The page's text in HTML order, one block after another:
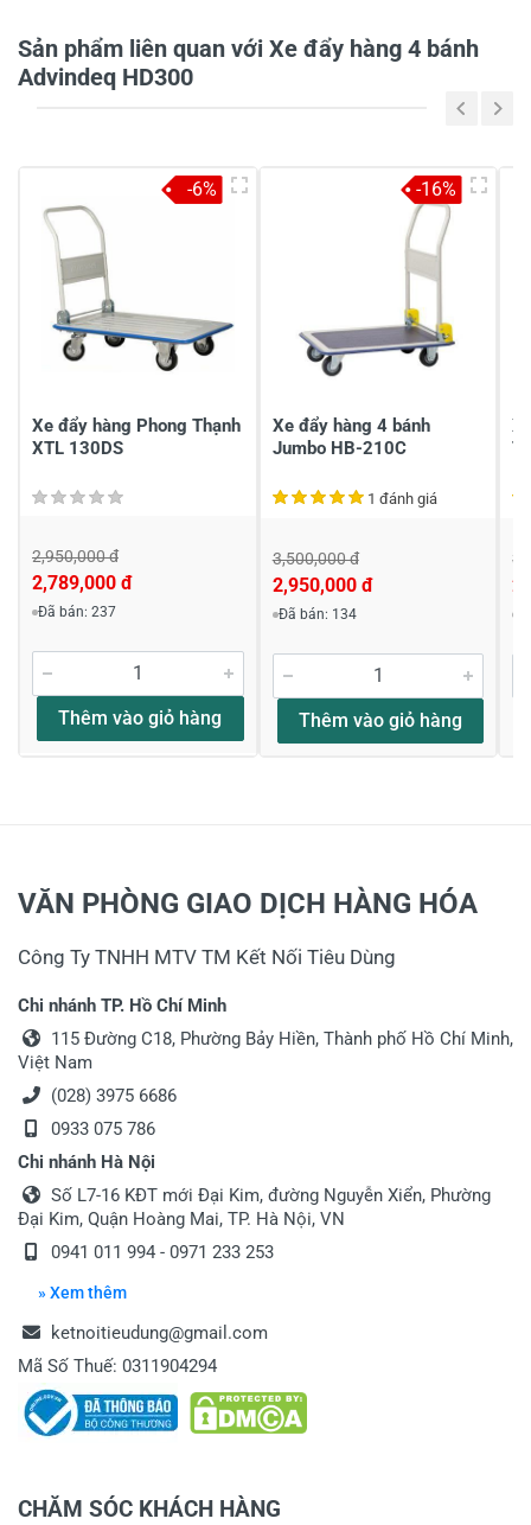
Sản phẩm liên quan với Xe đẩy hàng 4 bánh
Advindeq HD300
Xe đẩy hàng Phong Thạnh
XTL 130DS
2,950,000 đ
2,789,000 đ
Đã bán: 237
Thêm vào giỏ hàng
-6%
Xe đẩy hàng 4 bánh
Jumbo HB-210C
1 đánh giá
3,500,000 đ
2,950,000 đ
Đã bán: 134
Thêm vào giỏ hàng
-16%
VĂN PHÒNG GIAO DỊCH HÀNG HÓA
Công Ty TNHH MTV TM Kết Nối Tiêu Dùng
Chi nhánh TP. Hồ Chí Minh
115 Đường C18, Phường Bảy Hiền, Thành phố Hồ Chí Minh,
Việt Nam
(028) 3975 6686
0933 075 786
Chi nhánh Hà Nội
Số L7-16 KĐT mới Đại Kim, đường Nguyễn Xiển, Phường
Đại Kim, Quận Hoàng Mai, TP. Hà Nội, VN
0941 011 994 - 0971 233 253
» Xem thêm
ketnoitieudung@gmail.com
Mã Số Thuế: 0311904294
CHĂM SÓC KHÁCH HÀNG